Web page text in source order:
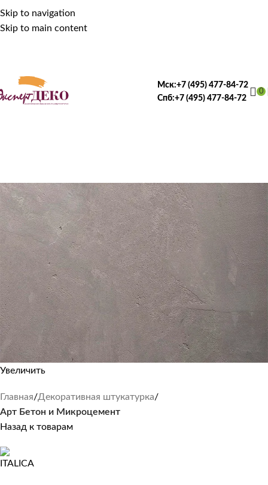
Skip to navigation
Skip to main content
Мск:+7 (495) 477-84-72
Спб:+7 (495) 477-84-72
0
Увеличить
Главная Декоративная штукатурка
Арт Бетон и Микроцемент
Назад к товарам